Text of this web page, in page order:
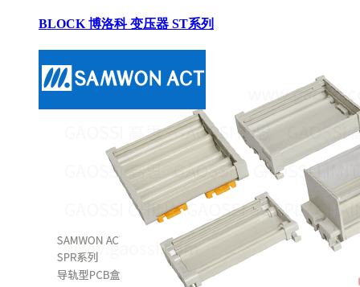
BLOCK 博洛科 变压器 ST系列